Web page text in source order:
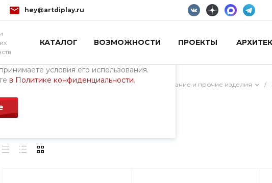
Cookie
нашими специалистами и
условия его использования.
в Политике конфиденциальности.
hey@artdiplay.ru
КАТАЛОГ ВОЗМОЖНОСТИ ПРОЕКТЫ
Cemer (Турция) / Интерактивное оборудование и прочие изделия /
стенды